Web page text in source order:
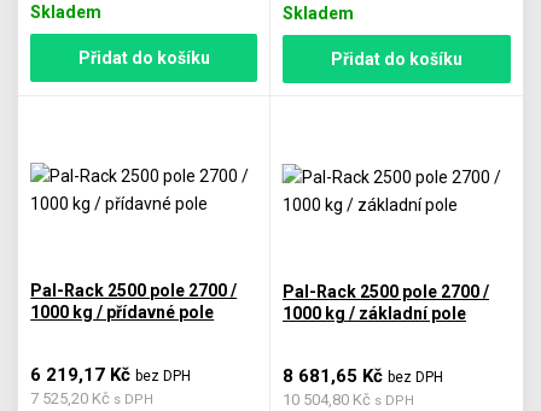
Skladem
Přidat do košíku
Skladem
Přidat do košíku
Pal-Rack 2500 pole 2700 /
1000 kg / přídavné pole
6 219,17 Kčbez DPH
7 525,20 Kč s DPH
Pal-Rack 2500 pole 2700 /
1000 kg / základní pole
8 681,65 Kč bez DPH
10 504,80 Kč s DPH